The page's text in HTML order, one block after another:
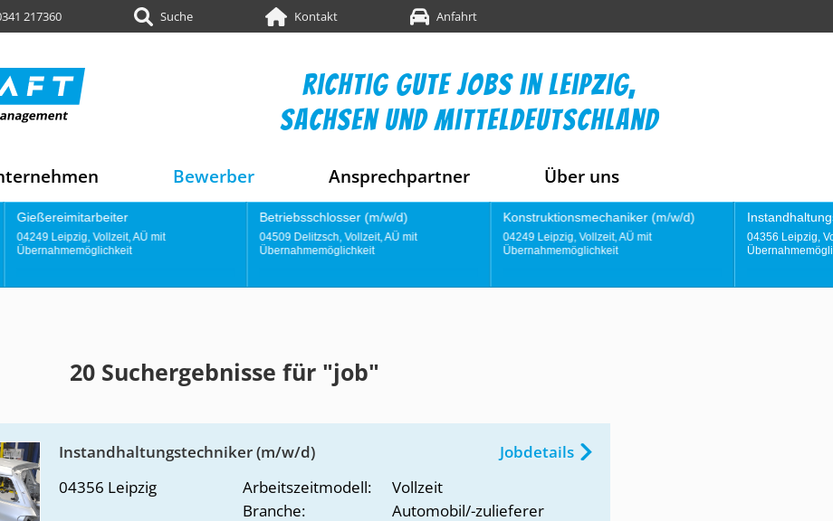
217360 Suche Kontakt Anfahrt
richtig gute jobs in leipzig,
sachsen und mitteldeutschland
Bewerber Ansprechpartner Über uns
mit
Betriebsschlosser (m/w/d)
04509 Delitzsch, Vollzeit, AÜ mit
Übernahmemöglichkeit
Konstruktionsmechaniker (m/w/d)
04249 Leipzig, Vollzeit, AÜ mit
Übernahmemöglichkeit
Instandhaltungstechniker (m/w/d)
04356 Leipzig, Vollzeit, AÜ mit
Übernahmemöglichkeit
20 Suchergebnisse für "job"
Instandhaltungstechniker (m/w/d)
04356 Leipzig
Arbeitszeitmodell:
Branche:
Vollzeit
Automobil/-zulieferer
Jobdetails